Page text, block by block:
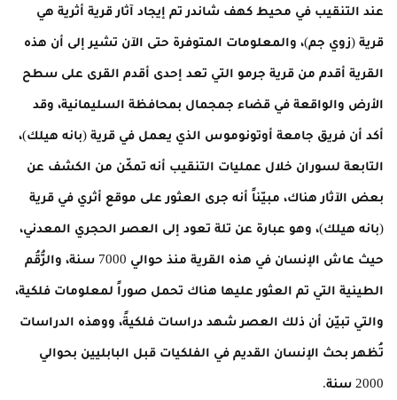
عند التنقيب في محيط كهف شاندر تم إيجاد آثار قرية أثرية هي
قرية (زوي جم)، والمعلومات المتوفرة حتى الآن تشير إلى أن هذه
القرية أقدم من قرية جرمو التي تعد إحدى أقدم القرى على سطح
الأرض والواقعة في قضاء جمجمال بمحافظة السليمانية، وقد
أكد أن فريق جامعة أوتونوموس الذي يعمل في قرية (بانه هيلك)،
التابعة لسوران خلال عمليات التنقيب أنه تمكّن من الكشف عن
بعض الآثار هناك، مبيّناً أنه جرى العثور على موقع أثري في قرية
(بانه هيلك)، وهو عبارة عن تلة تعود إلى العصر الحجري المعدني،
حيث عاش الإنسان في هذه القرية منذ حوالي 7000 سنة، والرُّقُم
الطينية التي تم العثور عليها هناك تحمل صوراً لمعلومات فلكية،
والتي تبيّن أن ذلك العصر شهد دراسات فلكيةً، ووهذه الدراسات
تُظهر بحث الإنسان القديم في الفلكيات قبل البابليين بحوالي
2000 سنة.